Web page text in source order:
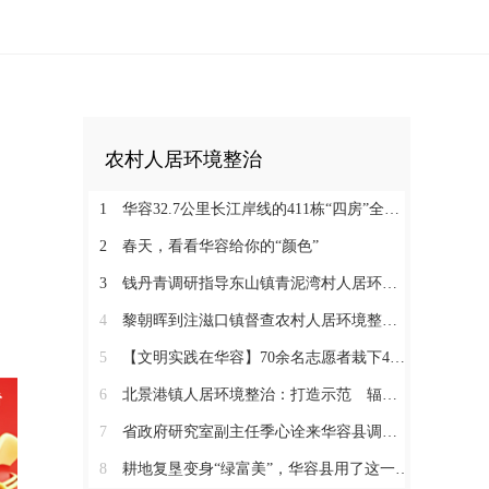
农村人居环境整治
1 华容32.7公里长江岸线的411栋“四房”全部被拆除
2 春天，看看华容给你的“颜色”
3 钱丹青调研指导东山镇青泥湾村人居环境整治工作
4 黎朝晖到注滋口镇督查农村人居环境整治工作
5 【文明实践在华容】70余名志愿者栽下400多株“希望之树”
6 北景港镇人居环境整治：打造示范 辐射带动 全域推进
7 省政府研究室副主任季心诠来华容县调研农村建房和宜居美丽乡村建设
8 耕地复垦变身“绿富美”，华容县用了这一招！